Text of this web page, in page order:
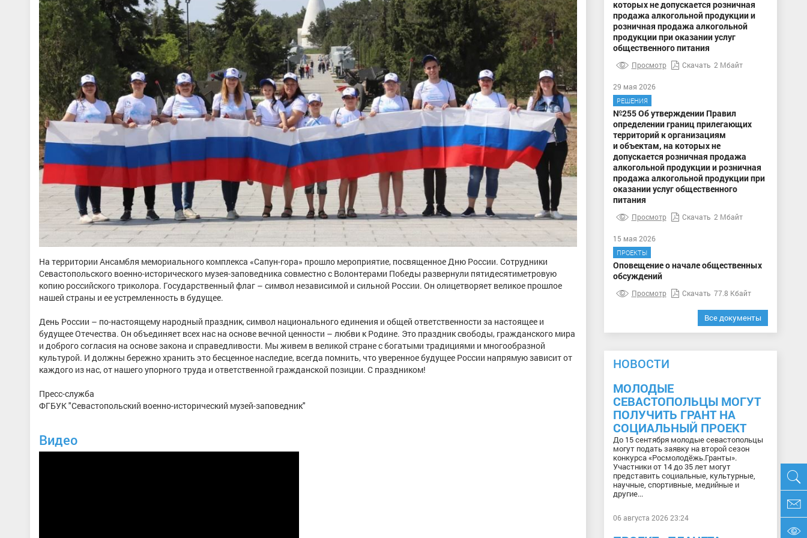
На территории Ансамбля мемориального комплекса «Сапун-гора» прошло мероприятие, посвященное Дню России. Сотрудники
Севастопольского военно-исторического музея-заповедника совместно с Волонтерами Победы развернули пятидесятиметровую
копию российского триколора. Государственный флаг – символ независимой и сильной России. Он олицетворяет великое прошлое
нашей страны и ее устремленность в будущее.
День России – по-настоящему народный праздник, символ национального единения и общей ответственности за настоящее и
будущее Отечества. Он объединяет всех нас на основе вечной ценности – любви к Родине. Это праздник свободы, гражданского мира
и доброго согласия на основе закона и справедливости. Мы живем в великой стране с богатыми традициями и многообразной
культурой. И должны бережно хранить это бесценное наследие, всегда помнить, что уверенное будущее России напрямую зависит от
каждого из нас, от нашего упорного труда и ответственной гражданской позиции. С праздником!
Пресс-служба
ФГБУК "Севастопольский военно-исторический музей-заповедник"
Видео
которых не допускается розничная
продажа алкогольной продукции и
розничная продажа алкогольной
продукции при оказании услуг
общественного питания
Просмотр Скачать 2 Мбайт
29 мая 2026
РЕШЕНИЯ
№255 Об утверждении Правил
определении границ прилегающих
территорий к организациям
и объектам, на которых не
допускается розничная продажа
алкогольной продукции и розничная
продажа алкогольной продукции при
оказании услуг общественного
питания
Просмотр Скачать 2 Мбайт
15 мая 2026
ПРОЕКТЫ
Оповещение о начале общественных
обсуждений
Просмотр Скачать 77.8 Кбайт
Все документы
НОВОСТИ
МОЛОДЫЕ
СЕВАСТОПОЛЬЦЫ МОГУТ
ПОЛУЧИТЬ ГРАНТ НА
СОЦИАЛЬНЫЙ ПРОЕКТ
До 15 сентября молодые севастопольцы
могут подать заявку на второй сезон
конкурса «Росмолодёжь.Гранты».
Участники от 14 до 35 лет могут
представить социальные, культурные,
научные, спортивные, медийные и
другие...
06 августа 2026 23:24